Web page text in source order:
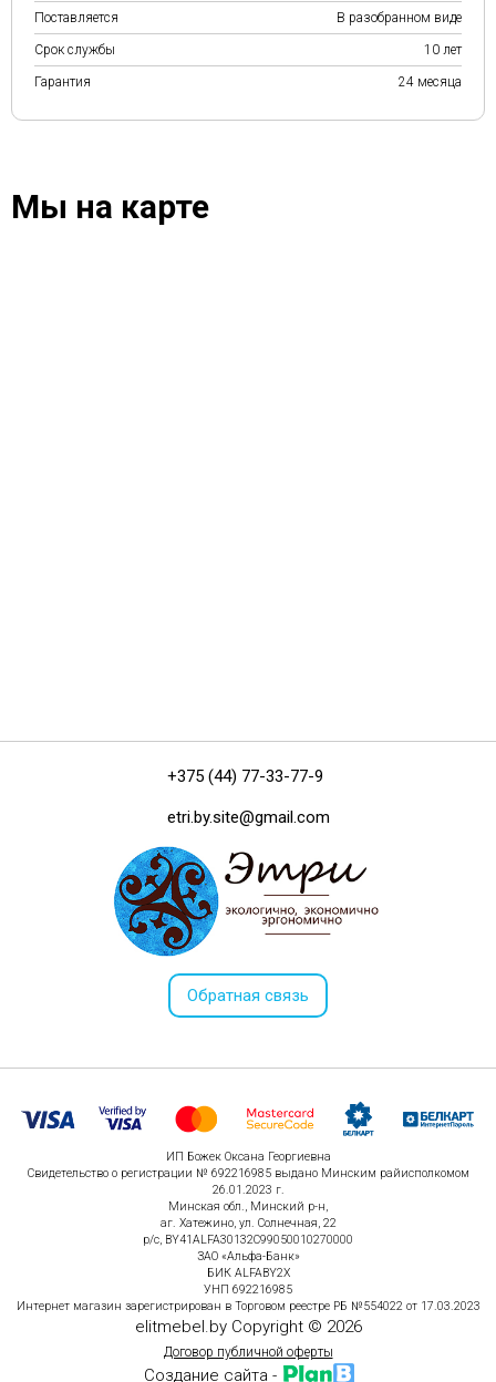
Поставляется В разобранном виде
Срок службы 10 лет
Гарантия 24 месяца
Мы на карте
+375 (44) 77-33-77-9
etri.by.site@gmail.com
Обратная связь
ИП Божек Оксана Георгиевна
Свидетельство о регистрации № 692216985 выдано Минским райисполкомом
26.01.2023 г.
Минская обл., Минский р-н,
аг. Хатежино, ул. Солнечная, 22
р/с, BY41ALFA30132C99050010270000
ЗАО «Альфа-Банк»
БИК ALFABY2X
УНП 692216985
Интернет магазин зарегистрирован в Торговом реестре РБ №554022 от 17.03.2023
elitmebel.by Copyright © 2026
Договор публичной оферты
Создание сайта -